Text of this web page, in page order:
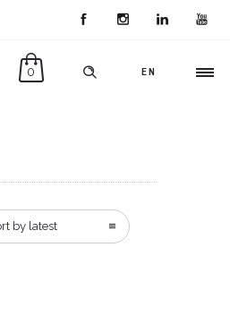
EN
0
by latest